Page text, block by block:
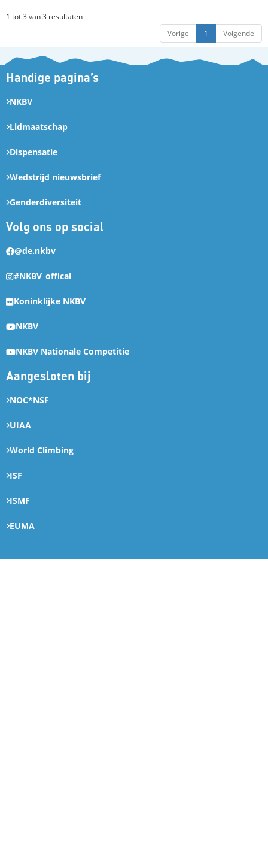
1 tot 3 van 3 resultaten
Vorige
1 Volgende
Handige pagina’s
NKBV
Lidmaatschap
Dispensatie
Wedstrijd nieuwsbrief
Genderdiversiteit
Volg ons op social
@de.nkbv
#NKBV_offical
Koninklijke NKBV
NKBV
NKBV Nationale Competitie
Aangesloten bij
NOC*NSF
UIAA
World Climbing
ISF
ISMF
EUMA